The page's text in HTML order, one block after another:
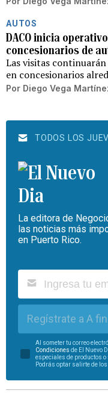
AUTOS
DACO inicia
concesionarios de
Las visitas
en concesionarios
Por Diego Vega
TODOS LOS
La editora de
las noticias más
en Puerto Rico.
Regístrate a A
Al someter tu correo
Condiciones de El Nuevo
especiales de productos o
Podrás optar salirte de